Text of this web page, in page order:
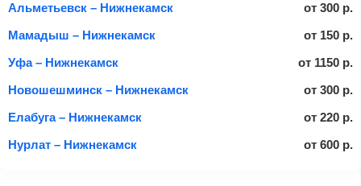
Альметьевск – Нижнекамск
от 300 р.
Мамадыш – Нижнекамск
от 150 р.
Уфа – Нижнекамск
от 1150 р.
Новошешминск – Нижнекамск
от 300 р.
Елабуга – Нижнекамск
от 220 р.
Нурлат – Нижнекамск
от 600 р.